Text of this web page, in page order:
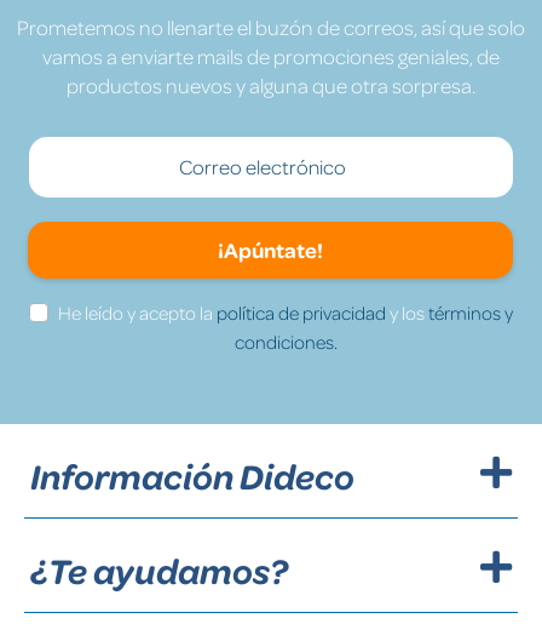
Prometemos no llenarte el buzón de correos, así que solo
vamos a enviarte mails de promociones geniales, de
productos nuevos y alguna que otra sorpresa.
¡Apúntate!
He leído y acepto la política de privacidad y lostérminos y
condiciones.
Información Dideco
¿Te ayudamos?